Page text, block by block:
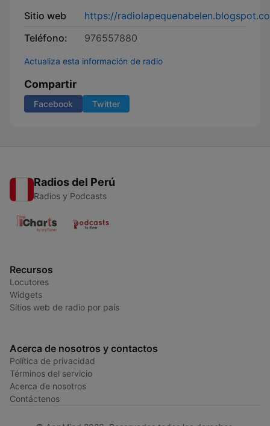
Sitio web
https://
Teléfono:
976557880
Actualiza esta información de radio
Compartir
Facebook Twitter
Radios del Perú
Radios y Podcasts
Recursos
Locutores
Widgets
Sitios web de radio por país
Acerca de nosotros y contactos
Política de privacidad
Términos del servicio
Acerca de nosotros
Contáctenos